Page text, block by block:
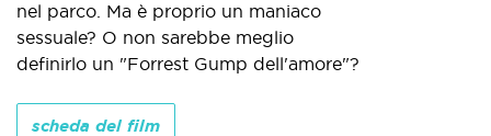
nel parco. Ma è proprio un maniaco
sessuale? O non sarebbe meglio
definirlo un "Forrest Gump dell'amore"?
scheda del film